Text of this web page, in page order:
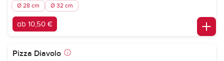
Ø 28 cm Ø 32 cm
ab 10,50 €
Pizza Diavolo